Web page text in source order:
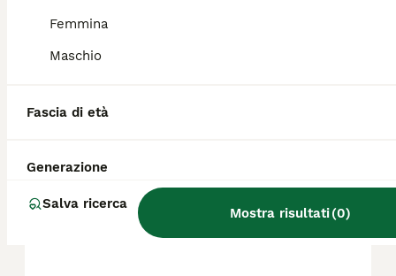
Femmina
Maschio
Fascia di età
Generazione
Salva ricerca
Mostra risultati(0)
Quanto costa un cane
Qual è il temperamento
dell'Eurasier?